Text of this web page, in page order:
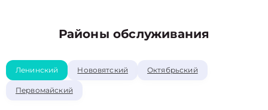
Районы обслуживания
Ленинский Нововятский Октябрьский
Первомайский